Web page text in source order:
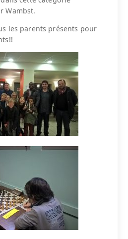
Wambst.
les parents présents pour